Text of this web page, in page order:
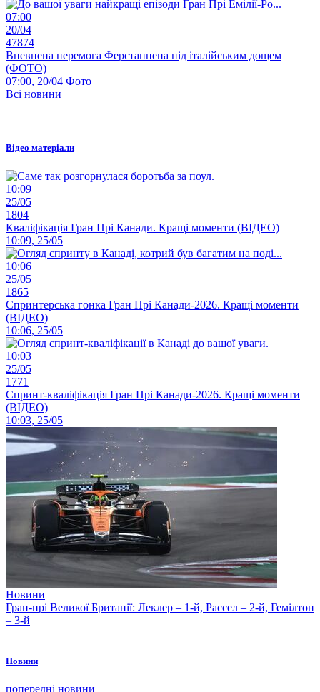
07:00
20/04
47874
Впевнена перемога Ферстаппена під італійським дощем
(ФОТО)
07:00, 20/04 Фото
Всі новини
Відео матеріали
10:09
25/05
1804
Кваліфікація Гран Прі Канади. Кращі моменти (ВІДЕО)
10:09, 25/05
10:06
25/05
1865
Спринтерська гонка Гран Прі Канади-2026. Кращі моменти
(ВІДЕО)
10:06, 25/05
10:03
25/05
1771
Спринт-кваліфікація Гран Прі Канади-2026. Кращі моменти
(ВІДЕО)
10:03, 25/05
Новини
Гран-прі Великої Британії: Леклер – 1-й, Рассел – 2-й, Гемілтон
– 3-й
Новини
попередні новини